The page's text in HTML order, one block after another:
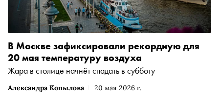
Александра Копылова 20 мая 2026 г.
В Москве зафиксировали рекордную для
20 мая температуру воздуха
Жара в столице начнёт спадать в субботу